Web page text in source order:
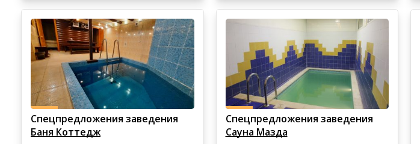
Спецпредложения заведения
Баня Коттедж
Спецпредложения заведения
Сауна Мазда